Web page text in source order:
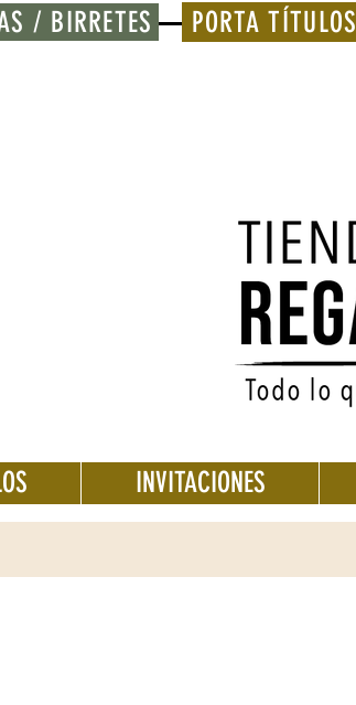
PORTA TÍTULOS
/ BIRRETES
INVITACIONES